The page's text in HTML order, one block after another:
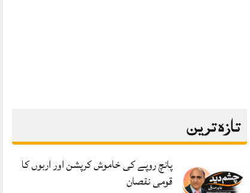
تازہ ترین
پانچ روپے کی خاموش کرپشن اور اربوں کا
قومی نقصان